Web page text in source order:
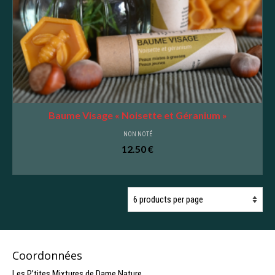
Baume Visage « Noisette et Géranium »
NON NOTÉ
12.50€
Coordonnées